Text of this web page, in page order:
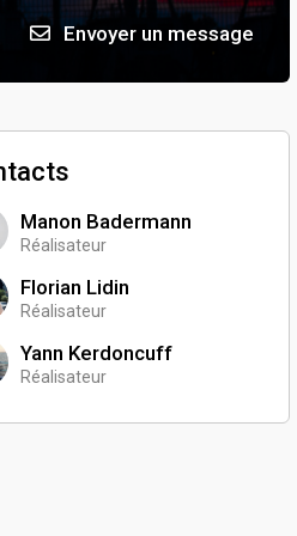
Envoyer un message
Manon Badermann
Réalisateur
Florian Lidin
Réalisateur
Yann Kerdoncuff
Réalisateur